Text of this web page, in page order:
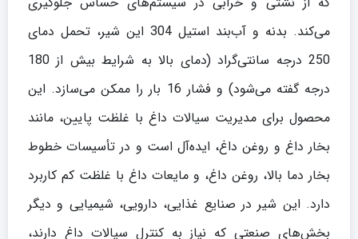
می‌کند. بدنه و آب‌بند استیل 304 این شیر، تحمل دمای
250 درجه سانتی‌گراد (دمای بالا به شرایط بیش از 180
درجه گفته می‌شود) و فشار 16 بار را ممکن می‌سازد. این
محصول برای مدیریت سیالات داغ با غلظت پایین، مانند
بخار داغ و روغن داغ، ایده‌آل است و در تأسیسات خطوط
بخار دما بالا، روغن داغ، و مایعات داغ با غلظت کم کاربرد
دارد. این شیر در صنایع غذایی، دارویی، شیمیایی و دیگر
بخش‌های صنعتی که نیاز به کنترل سیالات داغ دارند،